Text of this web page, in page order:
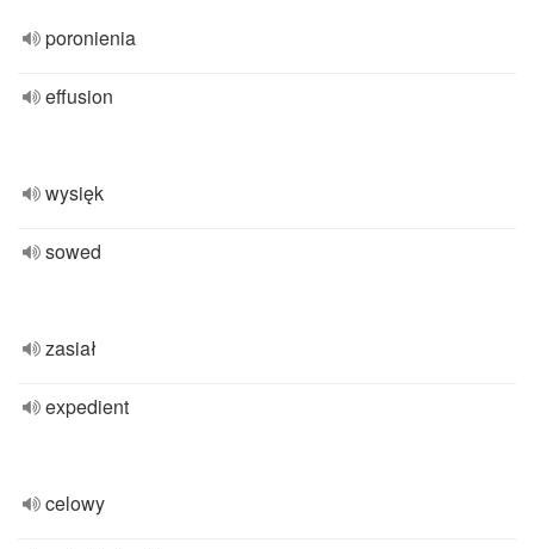
poronienia
effusion
wysięk
sowed
zasiał
expedient
celowy